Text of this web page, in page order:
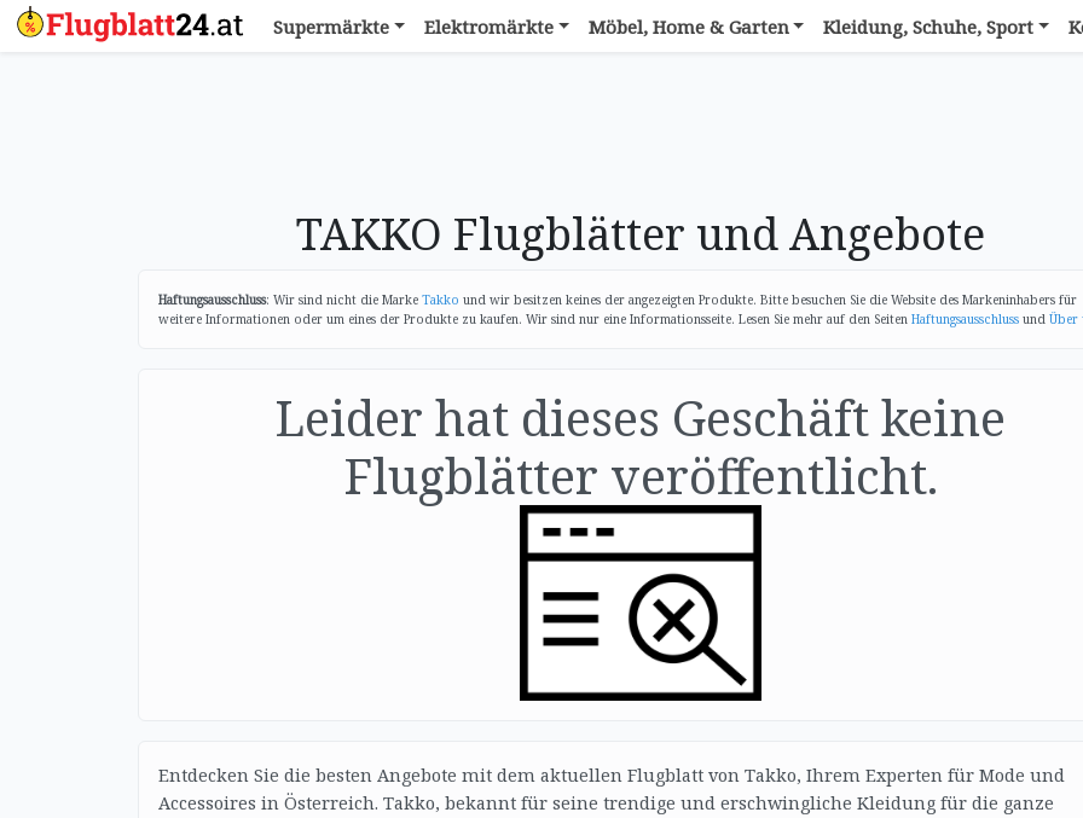
Supermärkte Elektromärkte Möbel, Home & Garten Kleidung, Schuhe, Sport
TAKKO Flugblätter und Angebote
Haftungsausschluss: Wir sind nicht die Marke Takko und wir besitzen keines der angezeigten Produkte. Bitte besuchen Sie die Website des Markeninhabers für
weitere Informationen oder um eines der Produkte zu kaufen. Wir sind nur eine Informationsseite. Lesen Sie mehr auf den Seiten Haftungsausschluss und Über
Leider hat dieses Geschäft keine
Flugblätter veröffentlicht.
Entdecken Sie die besten Angebote mit dem aktuellen Flugblatt von Takko, Ihrem Experten für Mode und
Accessoires in Österreich. Takko, bekannt für seine trendige und erschwingliche Kleidung für die ganze